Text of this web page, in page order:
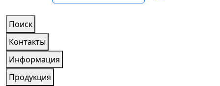
Поиск
Контакты
Информация
Продукция